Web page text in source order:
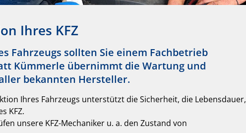
Ihres KFZ
Fahrzeugs sollten Sie einem Fachbetrieb
Kümmerle übernimmt die Wartung und
bekannten Hersteller.
Ihres Fahrzeugs unterstützt die Sicherheit, die Lebensdauer,
KFZ.
unsere KFZ-Mechaniker u. a. den Zustand von